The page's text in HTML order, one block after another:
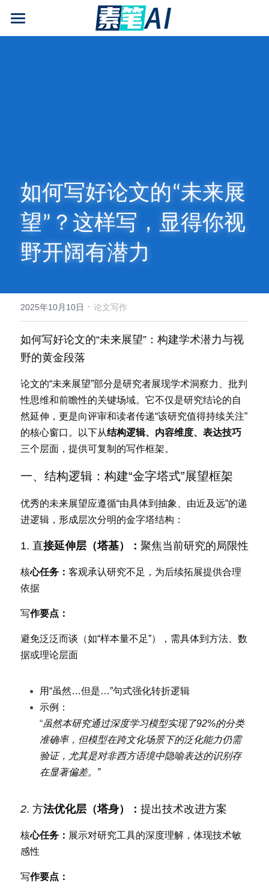
AI知识专栏
免费福利
如何写好论文的“未来展
望”？这样写，显得你视
野开阔有潜力
2025年10月10日 · 论文写作
如何写好论文的“未来展望”：构建学术潜力与视
野的黄金段落
论文的“未来展望”部分是研究者展现学术洞察力、批判
性思维和前瞻性的关键场域。它不仅是研究结论的自
然延伸，更是向评审和读者传递“该研究值得持续关注”
的核心窗口。以下从结构逻辑、内容维度、表达技巧
三个层面，提供可复制的写作框架。
一、结构逻辑：构建“金字塔式”展望框架
优秀的未来展望应遵循“由具体到抽象、由近及远”的递
进逻辑，形成层次分明的金字塔结构：
1. 直接延伸层（塔基）： 聚焦当前研究的局限性
核心任务： 客观承认研究不足，为后续拓展提供合理
依据
写作要点：
避免泛泛而谈（如“样本量不足”），需具体到方法、数
据或理论层面
用“虽然…但是…”句式强化转折逻辑
示例：
“虽然本研究通过深度学习模型实现了92%的分类
准确率，但模型在跨文化场景下的泛化能力仍需
验证，尤其是对非西方语境中隐喻表达的识别存
在显著偏差。”
2. 方法优化层（塔身）： 提出技术改进方案
核心任务： 展示对研究工具的深度理解，体现技术敏
感性
写作要点：